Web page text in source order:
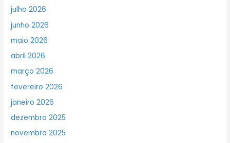
julho 2026
junho 2026
maio 2026
abril 2026
março 2026
fevereiro 2026
janeiro 2026
dezembro 2025
novembro 2025